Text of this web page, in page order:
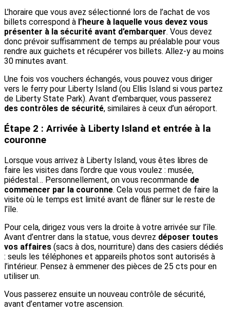
L’horaire que vous avez sélectionné lors de l’achat de vos
billets correspond à l’heure à laquelle vous devez vous
présenter à la sécurité avant d’embarquer. Vous devez
donc prévoir suffisamment de temps au préalable pour vous
rendre aux guichets et récupérer vos billets. Allez-y au moins
30 minutes avant.
Une fois vos vouchers échangés, vous pouvez vous diriger
vers le ferry pour Liberty Island (ou Ellis Island si vous partez
de Liberty State Park). Avant d’embarquer, vous passerez
des contrôles de sécurité, similaires à ceux d’un aéroport.
Étape 2 : Arrivée à Liberty Island et entrée à la
couronne
Lorsque vous arrivez à Liberty Island, vous êtes libres de
faire les visites dans l’ordre que vous voulez : musée,
piédestal… Personnellement, on vous recommande de
commencer par la couronne. Cela vous permet de faire la
visite où le temps est limité avant de flâner sur le reste de
l’île.
Pour cela, dirigez vous vers la droite à votre arrivée sur l’île.
Avant d’entrer dans la statue, vous devrez déposer toutes
vos affaires (sacs à dos, nourriture) dans des casiers dédiés
: seuls les téléphones et appareils photos sont autorisés à
l’intérieur. Pensez à emmener des pièces de 25 cts pour en
utiliser un.
Vous passerez ensuite un nouveau contrôle de sécurité,
avant d’entamer votre ascension.